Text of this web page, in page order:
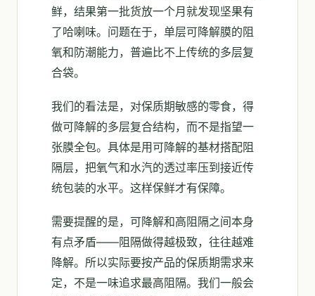
鲜，结果第一批货放一个月就发现坚果有
了哈喇味。问题在于，单层可降解膜的阻
氧和防潮能力，普遍比不上传统的多层复
合袋。
我们的看法是，对保质期敏感的零食，得
做可降解的多层复合结构，而不是指望一
张膜全包。具体是用可降解的基材搭配阻
隔层，把氧气和水汽的透过率压到接近传
统包装的水平。这样保鲜才有保障。
需要提醒的是，可降解和高阻隔之间本身
有点矛盾——阻隔做得越极致，往往越难
降解。所以实际要按产品的保质期需求来
定，不是一味追求最高阻隔。我们一般会